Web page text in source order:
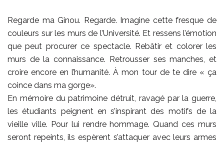
Regarde ma Ginou. Regarde. Imagine cette fresque de
couleurs sur les murs de l’Université. Et ressens l’émotion
que peut procurer ce spectacle. Rebâtir et colorer les
murs de la connaissance. Retrousser ses manches, et
croire encore en l’humanité. À mon tour de te dire « ça
coince dans ma gorge».
En mémoire du patrimoine détruit, ravagé par la guerre,
les étudiants peignent en s’inspirant des motifs de la
vieille ville. Pour lui rendre hommage. Quand ces murs
seront repeints, ils espèrent s’attaquer avec leurs armes